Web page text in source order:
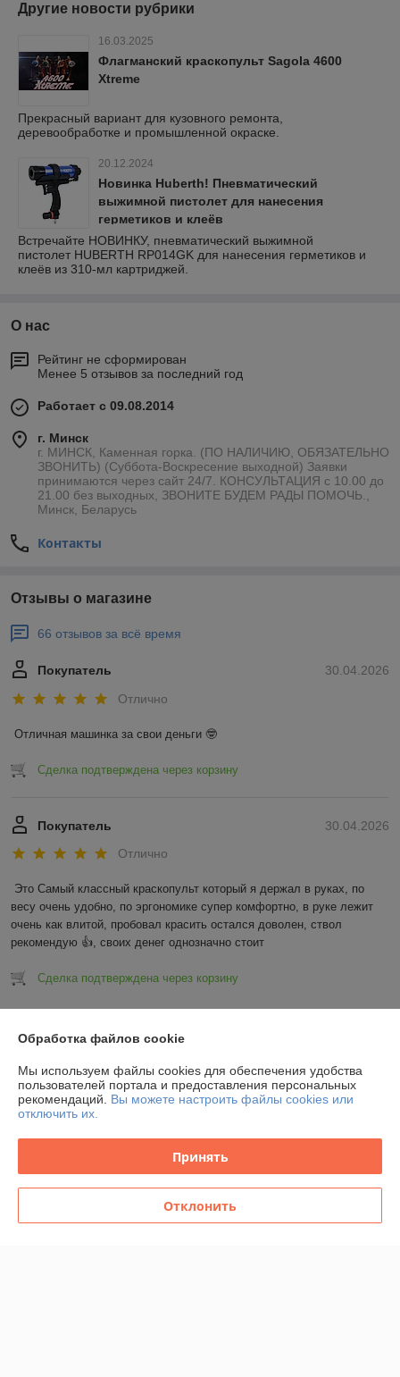
Другие новости рубрики
16.03.2025
Флагманский краскопульт Sagola 4600
Xtreme
Прекрасный вариант для кузовного ремонта,
деревообработке и промышленной окраске.
20.12.2024
Новинка Huberth! Пневматический
выжимной пистолет для нанесения
герметиков и клеёв
Встречайте НОВИНКУ, пневматический выжимной
пистолет HUBERTH RP014GK для нанесения герметиков и
клеёв из 310-мл картриджей.
О нас
Рейтинг не сформирован
Менее 5 отзывов за последний год
Работает с 09.08.2014
г. Минск
г. МИНСК, Каменная горка. (ПО НАЛИЧИЮ, ОБЯЗАТЕЛЬНО
ЗВОНИТЬ) (Суббота-Воскресение выходной) Заявки
принимаются через сайт 24/7. КОНСУЛЬТАЦИЯ с 10.00 до
21.00 без выходных, ЗВОНИТЕ БУДЕМ РАДЫ ПОМОЧЬ.,
Минск, Беларусь
Контакты
Отзывы о магазине
66 отзывов за всё время
30.04.2026
Покупатель
Отлично
Отличная машинка за свои деньги 🤓
Сделка подтверждена через корзину
30.04.2026
Покупатель
Отлично
Это Самый классный краскопульт который я держал в руках, по
весу очень удобно, по эргономике супер комфортно, в руке лежит
очень как влитой, пробовал красить остался доволен, ствол
рекомендую 👍, своих денег однозначно стоит
Сделка подтверждена через корзину
О нас
Обработка файлов cookie
Мы используем файлы cookies для обеспечения удобства
пользователей портала и предоставления персональных
рекомендаций. Вы можете настроить файлы cookies или
отключить их.
Принять
Отклонить